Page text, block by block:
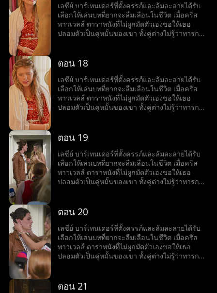
เลซีย์ บาร์เทนเดอร์ที่ตั้งครรภ์และล้มละลายได้รับ
เลือกให้เล่นบทที่ยากจะลืมเลือนในชีวิต เมื่อคริส
พาวเวลล์ ดาราหนังที่ไม่ผูกมัดตัวเองขอให้เธอ
ปลอมตัวเป็นคู่หมั้นของเขา ทั้งคู่ต่างไม่รู้ว่าทารกที่
ตอน 18
เลซีย์ บาร์เทนเดอร์ที่ตั้งครรภ์และล้มละลายได้รับ
เลือกให้เล่นบทที่ยากจะลืมเลือนในชีวิต เมื่อคริส
พาวเวลล์ ดาราหนังที่ไม่ผูกมัดตัวเองขอให้เธอ
ปลอมตัวเป็นคู่หมั้นของเขา ทั้งคู่ต่างไม่รู้ว่าทารกที่
ตอน 19
เลซีย์ บาร์เทนเดอร์ที่ตั้งครรภ์และล้มละลายได้รับ
เลือกให้เล่นบทที่ยากจะลืมเลือนในชีวิต เมื่อคริส
พาวเวลล์ ดาราหนังที่ไม่ผูกมัดตัวเองขอให้เธอ
ปลอมตัวเป็นคู่หมั้นของเขา ทั้งคู่ต่างไม่รู้ว่าทารกที่
ตอน 20
เลซีย์ บาร์เทนเดอร์ที่ตั้งครรภ์และล้มละลายได้รับ
เลือกให้เล่นบทที่ยากจะลืมเลือนในชีวิต เมื่อคริส
พาวเวลล์ ดาราหนังที่ไม่ผูกมัดตัวเองขอให้เธอ
ปลอมตัวเป็นคู่หมั้นของเขา ทั้งคู่ต่างไม่รู้ว่าทารกที่
ตอน 21